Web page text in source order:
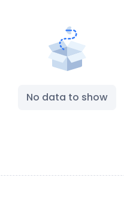
No data to show